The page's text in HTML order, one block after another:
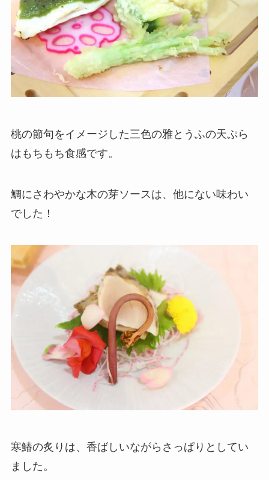
桃の節句をイメージした三色の雅とうふの天ぷら
はもちもち食感です。
鯛にさわやかな木の芽ソースは、他にない味わい
でした！
寒鰆の炙りは、香ばしいながらさっぱりとしてい
ました。